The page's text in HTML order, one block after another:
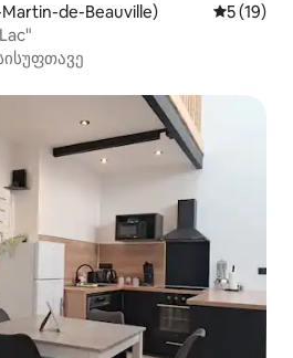
de-Beauville) საშუალო
5 (19)